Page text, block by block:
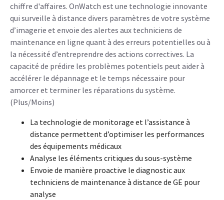
chiffre d'affaires. OnWatch est une technologie innovante
qui surveille à distance divers paramètres de votre système
d’imagerie et envoie des alertes aux techniciens de
maintenance en ligne quant à des erreurs potentielles ou à
la nécessité d’entreprendre des actions correctives. La
capacité de prédire les problèmes potentiels peut aider à
accélérer le dépannage et le temps nécessaire pour
amorcer et terminer les réparations du système.
(Plus/Moins)
La technologie de monitorage et l’assistance à
distance permettent d’optimiser les performances
des équipements médicaux
Analyse les éléments critiques du sous-système
Envoie de manière proactive le diagnostic aux
techniciens de maintenance à distance de GE pour
analyse